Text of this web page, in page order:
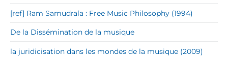
[ref] Ram Samudrala : Free Music Philosophy (1994)
De la Dissémination de la musique
la juridicisation dans les mondes de la musique (2009)